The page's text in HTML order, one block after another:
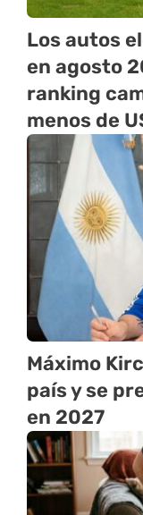
Los autos
en agosto
ranking
menos de
Máximo
país y se
en 2027